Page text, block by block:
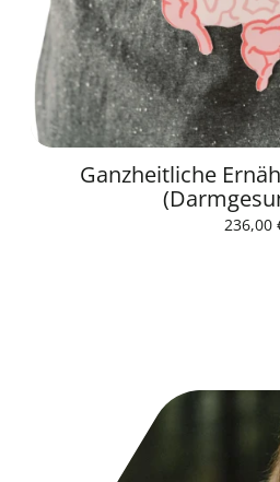
Ganzheitliche
236,00